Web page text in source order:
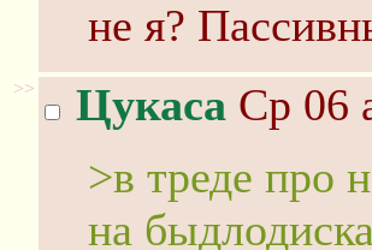
не я?
>> Цукаса Ср 06
>в треде про
на